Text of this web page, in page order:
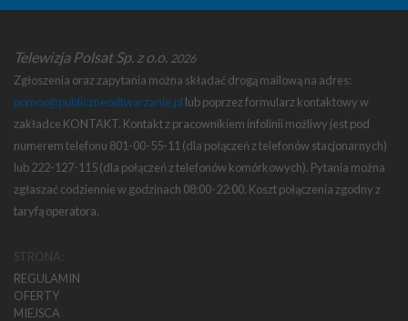
Telewizja Polsat Sp. z o.o. 2026
Zgłoszenia oraz zapytania można składać drogą mailową na adres:
pomoc@publiczneodtwarzanie.pl lub poprzez formularz kontaktowy w
zakładce KONTAKT. Kontakt z pracownikiem infolinii możliwy jest pod
numerem telefonu 801-00-55-11 (dla połączeń z telefonów stacjonarnych)
lub 222-127-115 (dla połączeń z telefonów komórkowych). Pytania można
zgłaszać codziennie w godzinach 08:00-22:00. Koszt połączenia zgodny z
taryfą operatora.
STRONA:
REGULAMIN
OFERTY
MIEJSCA